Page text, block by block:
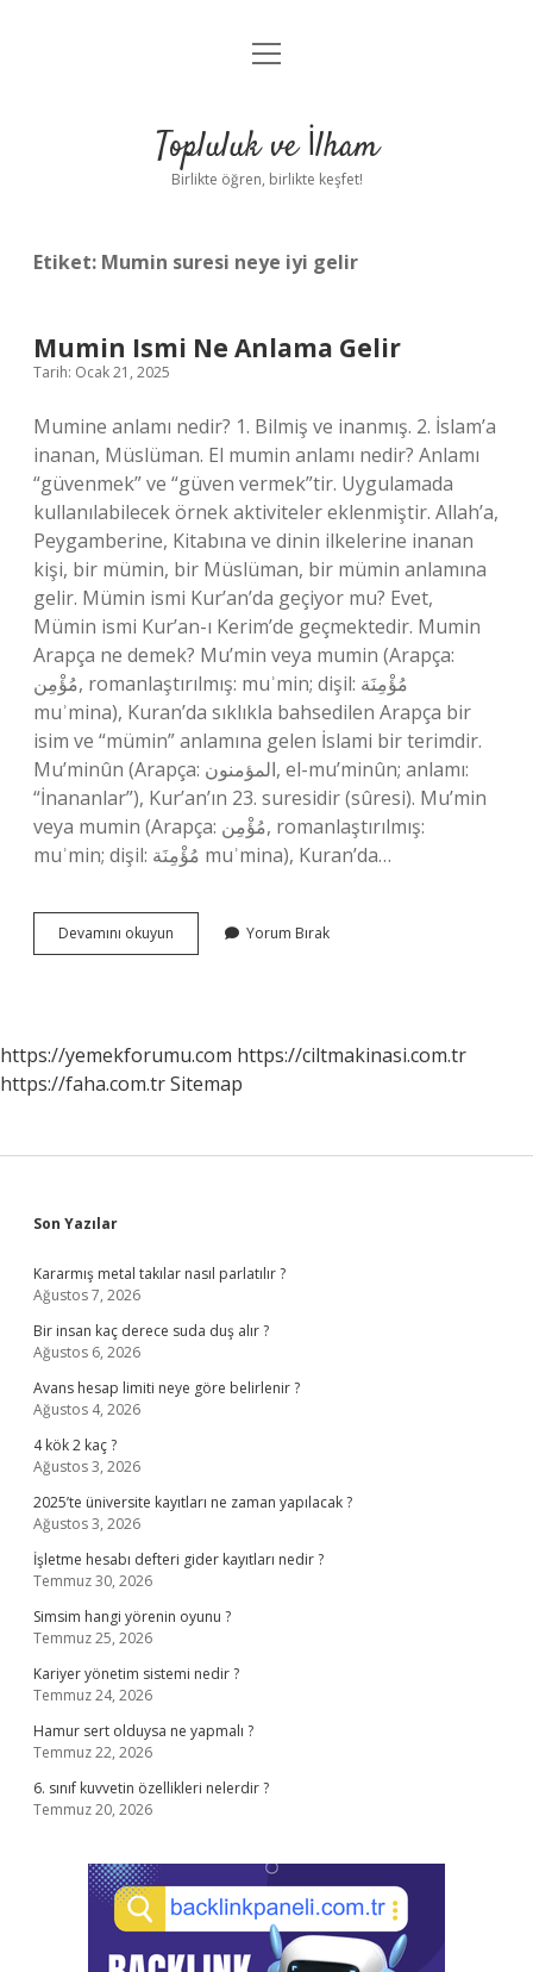
Anasayfa
Yasal Uyarı
menüyü
Topluluk ve İlham
Birlikte öğren, birlikte keşfet!
Etiket: Mumin suresi neye iyi gelir
Mumin Ismi Ne Anlama Gelir
Tarih: Ocak 21, 2025
Mumine anlamı nedir? 1. Bilmiş ve inanmış. 2. İslam’a
inanan, Müslüman. El mumin anlamı nedir? Anlamı
“güvenmek” ve “güven vermek”tir. Uygulamada
kullanılabilecek örnek aktiviteler eklenmiştir. Allah’a,
Peygamberine, Kitabına ve dinin ilkelerine inanan
kişi, bir mümin, bir Müslüman, bir mümin anlamına
gelir. Mümin ismi Kur’an’da geçiyor mu? Evet,
Mümin ismi Kur’an-ı Kerim’de geçmektedir. Mumin
Arapça ne demek? Mu’min veya mumin (Arapça:
مُؤْمِن, romanlaştırılmış: muʾmin; dişil: مُؤْمِنَة
muʾmina), Kuran’da sıklıkla bahsedilen Arapça bir
isim ve “mümin” anlamına gelen İslami bir terimdir.
Mu’minûn (Arapça: المؤمنون, el-muʼminûn; anlamı:
“İnananlar”), Kur’an’ın 23. suresidir (sûresi). Mu’min
veya mumin (Arapça: مُؤْمِن, romanlaştırılmış:
muʾmin; dişil: مُؤْمِنَة muʾmina), Kuran’da…
Devamını okuyun
Ismi
Yorum Bırak
https://yemekforumu.com https://ciltmakinasi.com.tr
https://faha.com.trSitemap
Sidebar
Son Yazılar
Kararmış metal takılar nasıl parlatılır ?
Ağustos 7, 2026
Bir insan kaç derece suda duş alır ?
Ağustos 6, 2026
Avans hesap limiti neye göre belirlenir ?
Ağustos 4, 2026
4 kök 2 kaç ?
Ağustos 3, 2026
2025’te üniversite kayıtları ne zaman yapılacak ?
Ağustos 3, 2026
İşletme hesabı defteri gider kayıtları nedir ?
Temmuz 30, 2026
Simsim hangi yörenin oyunu ?
Temmuz 25, 2026
Kariyer yönetim sistemi nedir ?
Temmuz 24, 2026
Hamur sert olduysa ne yapmalı ?
Temmuz 22, 2026
6. sınıf kuvvetin özellikleri nelerdir ?
Temmuz 20, 2026